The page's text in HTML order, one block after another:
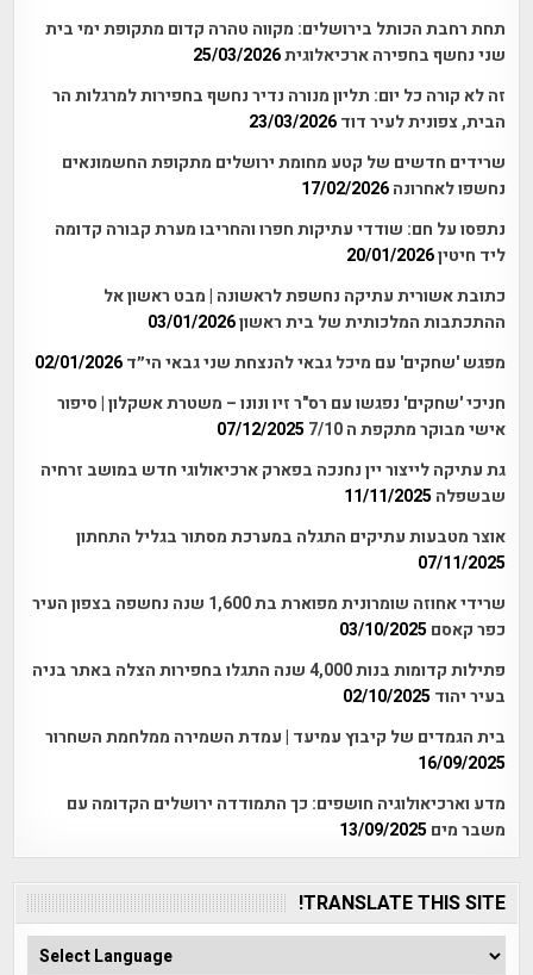
תחת רחבת הכותל בירושלים: מקווה טהרה קדום מתקופת ימי בית
שני נחשף בחפירה ארכיאלוגית25/03/2026
זה לא קורה כל יום: תליון מנורה נדיר נחשף בחפירות למרגלות הר
הבית, צפונית לעיר דוד 23/03/2026
שרידים חדשים של קטע מחומת ירושלים מתקופת החשמונאים
נחשפו לאחרונה 17/02/2026
נתפסו על חם: שודדי עתיקות חפרו והחריבו מערת קבורה קדומה
ליד חיטין20/01/2026
כתובת אשורית עתיקה נחשפת לראשונה | מבט ראשון אל
ההתכתבות המלכותית של בית ראשון03/01/2026
מפגש 'שחקים' עם מיכל גבאי להנצחת שני גבאי הי״ד 02/01/2026
חניכי 'שחקים' נפגשו עם רס"ר זיו ונונו – משטרת אשקלון | סיפור
אישי מבוקר מתקפת ה 7/10
07/12/2025
גת עתיקה לייצור יין נחנכה בפארק ארכיאולוגי חדש במושב זרחיה
שבשפלה 11/11/2025
אוצר מטבעות עתיקים התגלה במערכת מסתור בגליל התחתון
07/11/2025
שרידי אחוזה שומרונית מפוארת בת 1,600 שנה נחשפה בצפון העיר
כפר קאסם 03/10/2025
פתילות קדומות בנות 4,000 שנה התגלו בחפירות הצלה באתר בניה
בעיר יהוד 02/10/2025
בית הגמדים של קיבוץ עמיעד | עמדת השמירה ממלחמת השחרור
16/09/2025
מדע וארכיאולוגיה חושפים: כך התמודדה ירושלים הקדומה עם
משבר מים 13/09/2025
TRANSLATE THIS SITE!